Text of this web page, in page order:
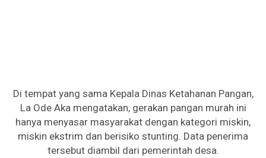
Di tempat yang sama Kepala Dinas Ketahanan Pangan,
La Ode Aka mengatakan, gerakan pangan murah ini
hanya menyasar masyarakat dengan kategori miskin,
miskin ekstrim dan berisiko stunting. Data penerima
tersebut diambil dari pemerintah desa.